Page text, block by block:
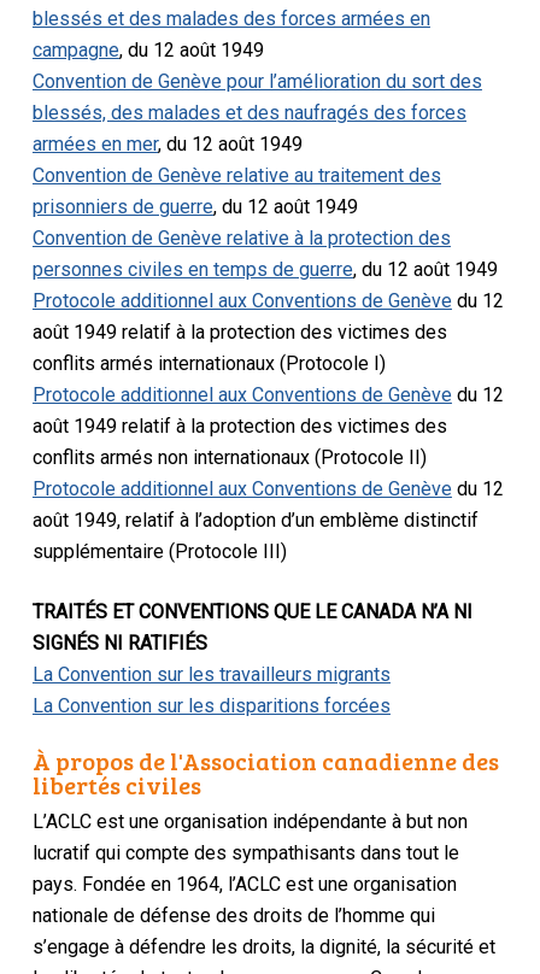
blessés et des malades des forces armées en
campagne, du 12 août 1949
Convention de Genève pour l’amélioration du sort des
blessés, des malades et des naufragés des forces
armées en mer, du 12 août 1949
Convention de Genève relative au traitement des
prisonniers de guerre, du 12 août 1949
Convention de Genève relative à la protection des
personnes civiles en temps de guerre, du 12 août 1949
Protocole additionnel aux Conventions de Genèvedu 12
août 1949 relatif à la protection des victimes des
conflits armés internationaux (Protocole I)
Protocole additionnel aux Conventions de Genèvedu 12
août 1949 relatif à la protection des victimes des
conflits armés non internationaux (Protocole II)
Protocole additionnel aux Conventions de Genèvedu 12
août 1949, relatif à l’adoption d’un emblème distinctif
supplémentaire (Protocole III)
TRAITÉS ET CONVENTIONS QUE LE CANADA N’A NI
SIGNÉS NI RATIFIÉS
La Convention sur les travailleurs migrants
La Convention sur les disparitions forcées
À propos de l'Association canadienne des
libertés civiles
L’ACLC est une organisation indépendante à but non
lucratif qui compte des sympathisants dans tout le
pays. Fondée en 1964, l’ACLC est une organisation
nationale de défense des droits de l’homme qui
s’engage à défendre les droits, la dignité, la sécurité et